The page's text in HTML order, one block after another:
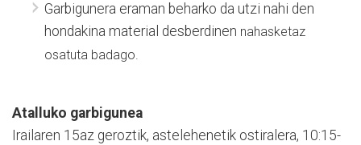
Garbigunera eraman beharko da utzi nahi den
hondakina material desberdinen nahasketaz
osatuta badago.
Atalluko garbigunea
Irailaren 15az geroztik, astelehenetik ostiralera, 10:15-